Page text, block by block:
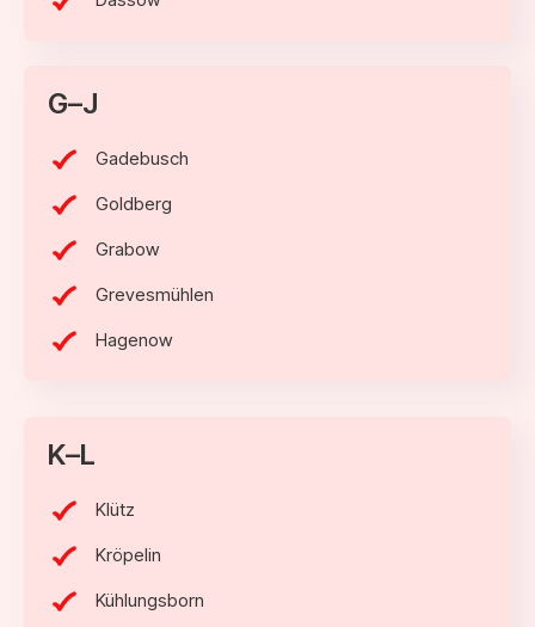
G–J
Gadebusch
Goldberg
Grabow
Grevesmühlen
Hagenow
K–L
Klütz
Kröpelin
Kühlungsborn